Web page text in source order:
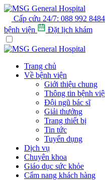
Cấp cứu 24/7: 088 992 8484
bệnh viện
Đặt lịch khám
Trang chủ
Về bệnh viện
Giới thiệu chung
Thông tin bệnh
Đội ngũ bác sĩ
Giải thưởng
Trang thiết bị
Tin tức
Tuyển dụng
Dịch vụ
Chuyên khoa
Giáo dục sức khỏe
Cẩm nang khách hàng